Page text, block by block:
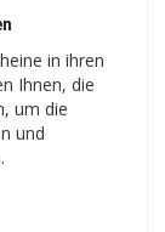
in ihren
Ihnen, die
um die
und